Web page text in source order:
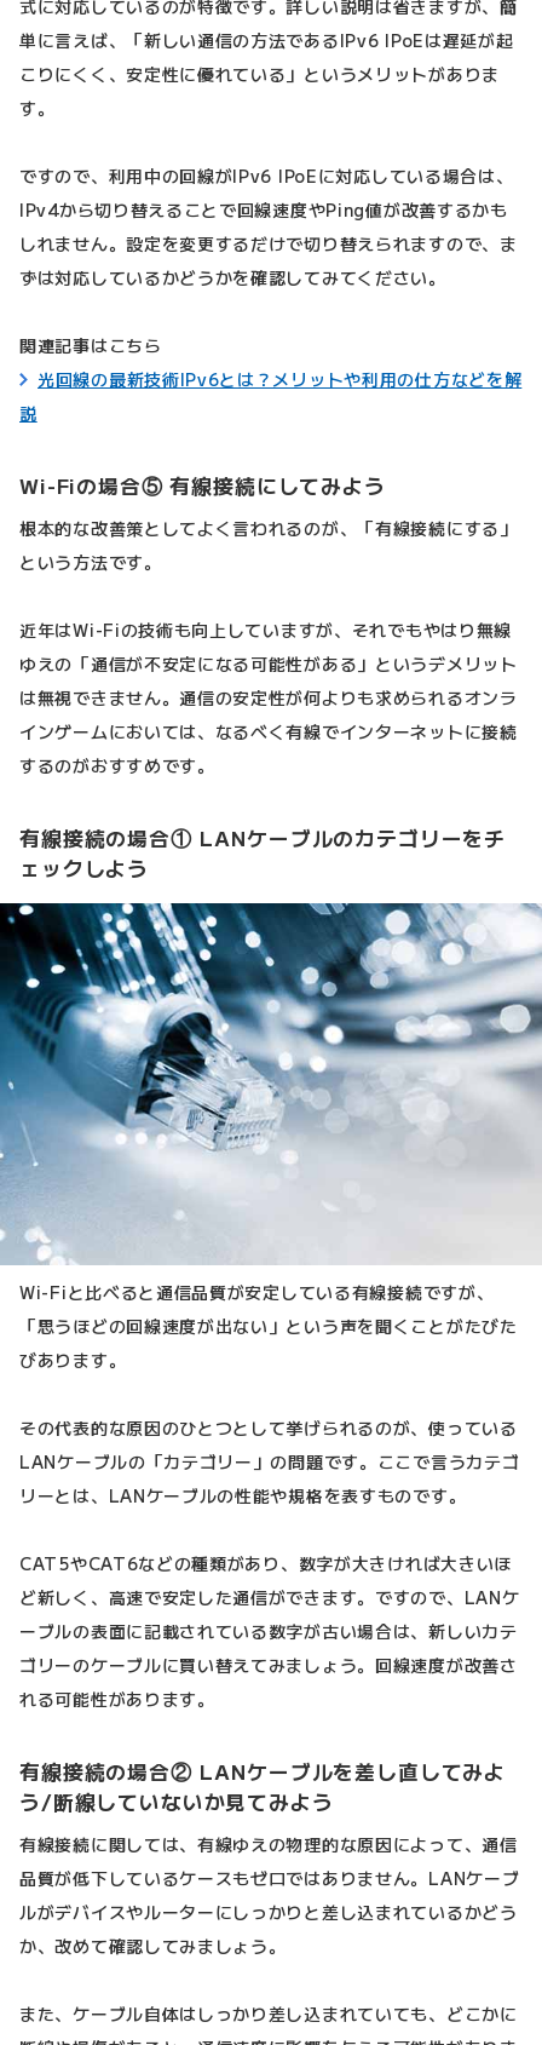
式に対応しているのが特徴です。詳しい説明は省きますが、簡
単に言えば、「新しい通信の方法であるIPv6 IPoEは遅延が起
こりにくく、安定性に優れている」というメリットがありま
す。
ですので、利用中の回線がIPv6 IPoEに対応している場合は、
IPv4から切り替えることで回線速度やPing値が改善するかも
しれません。設定を変更するだけで切り替えられますので、ま
ずは対応しているかどうかを確認してみてください。
関連記事はこちら
光回線の最新技術IPv6とは？メリットや利用の仕方などを解
説
Wi-Fiの場合⑤ 有線接続にしてみよう
根本的な改善策としてよく言われるのが、「有線接続にする」
という方法です。
近年はWi-Fiの技術も向上していますが、それでもやはり無線
ゆえの「通信が不安定になる可能性がある」というデメリット
は無視できません。通信の安定性が何よりも求められるオンラ
インゲームにおいては、なるべく有線でインターネットに接続
するのがおすすめです。
有線接続の場合① LANケーブルのカテゴリーをチ
ェックしよう
Wi-Fiと比べると通信品質が安定している有線接続ですが、
「思うほどの回線速度が出ない」という声を聞くことがたびた
びあります。
その代表的な原因のひとつとして挙げられるのが、使っている
LANケーブルの「カテゴリー」の問題です。ここで言うカテゴ
リーとは、LANケーブルの性能や規格を表すものです。
CAT5やCAT6などの種類があり、数字が大きければ大きいほ
ど新しく、高速で安定した通信ができます。ですので、LANケ
ーブルの表面に記載されている数字が古い場合は、新しいカテ
ゴリーのケーブルに買い替えてみましょう。回線速度が改善さ
れる可能性があります。
有線接続の場合② LANケーブルを差し直してみよ
う/断線していないか見てみよう
有線接続に関しては、有線ゆえの物理的な原因によって、通信
品質が低下しているケースもゼロではありません。LANケーブ
ルがデバイスやルーターにしっかりと差し込まれているかどう
か、改めて確認してみましょう。
また、ケーブル自体はしっかり差し込まれていても、どこかに